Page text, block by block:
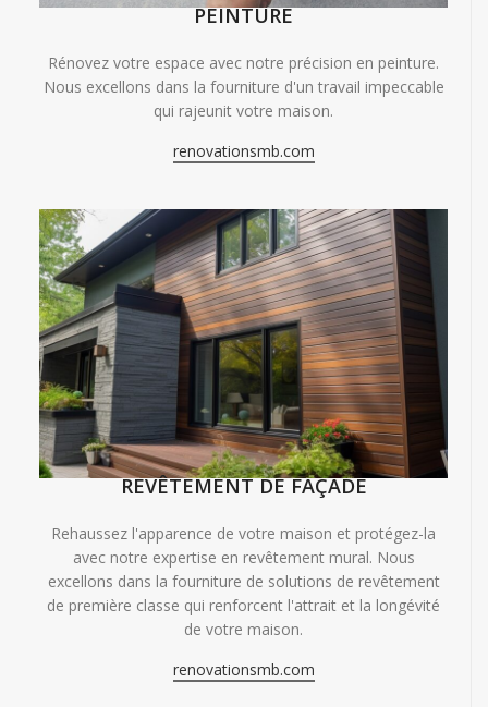
PEINTURE
Rénovez votre espace avec notre précision en peinture.
Nous excellons dans la fourniture d'un travail impeccable
qui rajeunit votre maison.
renovationsmb.com
REVÊTEMENT DE FAÇADE
Rehaussez l'apparence de votre maison et protégez-la
avec notre expertise en revêtement mural. Nous
excellons dans la fourniture de solutions de revêtement
de première classe qui renforcent l'attrait et la longévité
de votre maison.
renovationsmb.com